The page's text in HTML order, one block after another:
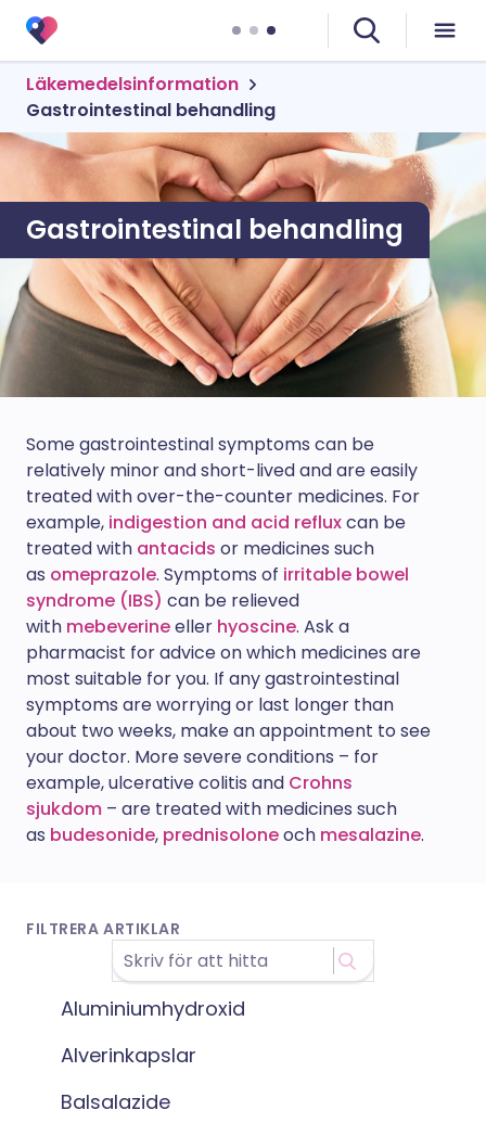
Läkemedelsinformation
Gastrointestinal behandling
Gastrointestinal behandling
Some gastrointestinal symptoms can be
relatively minor and short-lived and are easily
treated with over-the-counter medicines. For
example, indigestion and acid refluxcan be
treated with antacids or medicines such
as omeprazole. Symptoms of irritable bowel
syndrome (IBS) can be relieved
with mebeverineeller hyoscine. Ask a
pharmacist for advice on which medicines are
most suitable for you. If any gastrointestinal
symptoms are worrying or last longer than
about two weeks, make an appointment to see
your doctor. More severe conditions – for
example, ulcerative colitis and Crohns
sjukdom – are treated with medicines such
as budesonide, prednisoloneoch mesalazine.
FILTRERA ARTIKLAR
Aluminiumhydroxid
Alverinkapslar
Balsalazide